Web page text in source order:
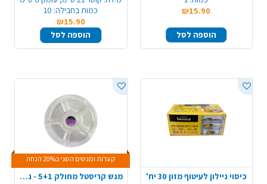
₪15.90
הוספה לסל
כמות בחבילה: 10
₪15.90
הוספה לסל
כיסוי ניילון לעיטוף מזון 30 יח'
קערות ומגשים השני ב20% הנחה
מגש קריסטל מחולק 5+1 - ניצוצות זהב